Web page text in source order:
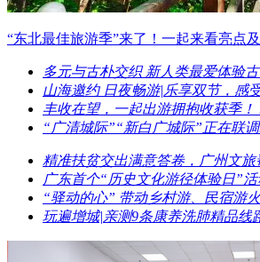
“东北最佳旅游季”来了！一起来看亮点
多元与古朴交织 新人类最爱体验
山海邀约 日夜畅游|乐享双节，感
丰收在望，一起出游拥抱收获季！
“广清城际”“新白广城际”正在联
精准扶贫交出满意答卷，广州文
广东首个“历史文化游径体验日”
“驿动的心” 带动乡村游、民宿游
玩遍增城|亲测9条康养洗肺精品线